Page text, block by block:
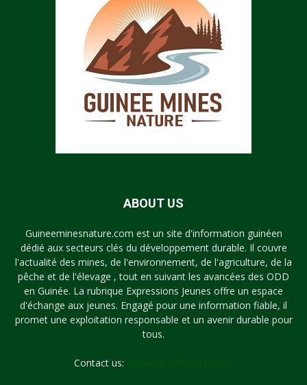
ABOUT US
Guineeminesnature.com est un site d'information guinéen
dédié aux secteurs clés du développement durable. Il couvre
l'actualité des mines, de l'environnement, de l'agriculture, de la
pêche et de l'élevage , tout en suivant les avancées des ODD
en Guinée. La rubrique Expressions Jeunes offre un espace
d'échange aux jeunes. Engagé pour une information fiable, il
promet une exploitation responsable et un avenir durable pour
tous.
Contact us: